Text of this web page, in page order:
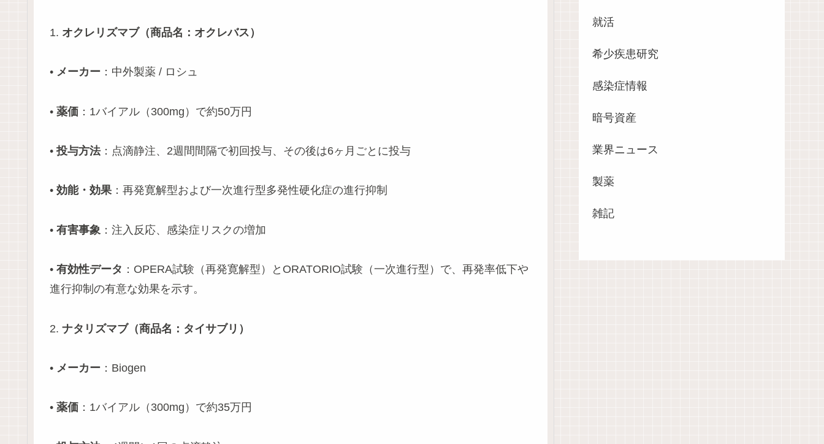
1. オクレリズマブ（商品名：オクレバス）
• メーカー ：中外製薬 / ロシュ
• 薬価 ：1バイアル（300mg）で約50万円
• 投与方法：点滴静注、2週間間隔で初回投与、その後は6ヶ月ごとに投与
• 効能・効果：再発寛解型および一次進行型多発性硬化症の進行抑制
• 有害事象 ：注入反応、感染症リスクの増加
• 有効性データ ：OPERA試験（再発寛解型）とORATORIO試験（一次進行型）で、再発率低下や
進行抑制の有意な効果を示す。
2. ナタリズマブ（商品名：タイサブリ）
• メーカー ：Biogen
• 薬価 ：1バイアル（300mg）で約35万円
就活
希少疾患研究
感染症情報
暗号資産
業界ニュース
製薬
雑記